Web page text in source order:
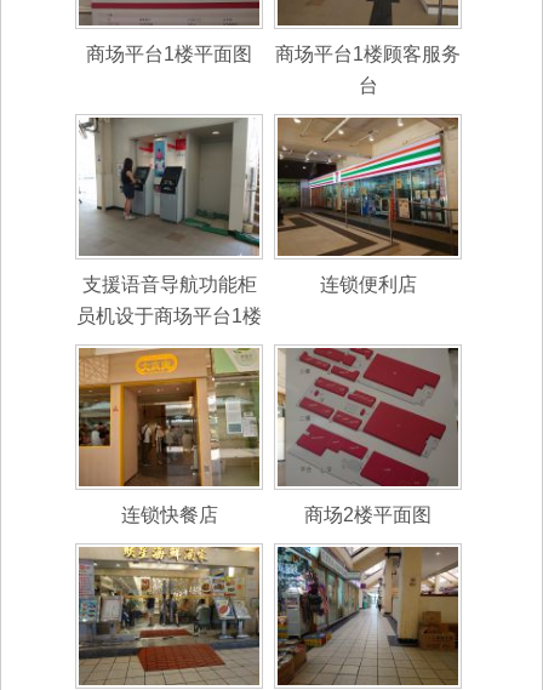
商场平台1楼平面图
商场平台1楼顾客服务
台
支援语音导航功能柜
员机设于商场平台1楼
连锁便利店
连锁快餐店 商场2楼平面图